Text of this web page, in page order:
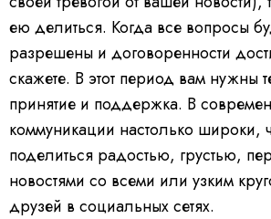
ею делиться. Когда все вопросы
разрешены и договоренности
скажете. В этот период вам нужны
принятие и поддержка. В
коммуникации настолько широки,
поделиться радостью, грустью,
новостями со всеми или узким
друзей в социальных сетях.